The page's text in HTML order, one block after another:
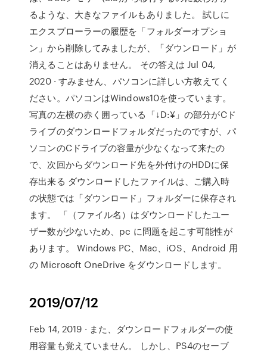
るような、大きなファイルもありました。 試しに
エクスプローラーの履歴を「フォルダーオプショ
ン」から削除してみましたが、「ダウンロード」が
消えることはありません。 その答えは Jul 04,
2020 · すみません、パソコンに詳しい方教えてく
ださい。パソコンはWindows10を使っています。
写真の左横の赤く囲っている「↓D:¥」の部分がCド
ライブのダウンロードフォルダだったのですが、パ
ソコンのCドライブの容量が少なくなって来たの
で、次回からダウンロード先を外付けのHDDに保
存出来る ダウンロードしたファイルは、ご購入時
の状態では「ダウンロード」フォルダーに保存され
ます。 「（ファイル名）はダウンロードしたユー
ザー数が少ないため、pc に問題を起こす可能性が
あります。 Windows PC、Mac、iOS、Android 用
の Microsoft OneDrive をダウンロードします。
2019/07/12
Feb 14, 2019 · また、ダウンロードフォルダーの使
用容量も覚えていません。 しかし、PS4のセーブ